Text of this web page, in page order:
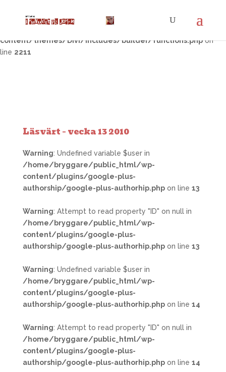
Warning: Trying to access array offset on false in
content/themes/Divi/includes/builder/functions.phpon
line 2211
Läsvärt – vecka 13 2010
Warning: Undefined variable $user in
/home/bryggare/public_html/wp-
content/plugins/google-plus-
authorship/google-plus-authorhip.phpon line 13
Warning: Attempt to read property "ID" on null in
/home/bryggare/public_html/wp-
content/plugins/google-plus-
authorship/google-plus-authorhip.phpon line 13
Warning: Undefined variable $user in
/home/bryggare/public_html/wp-
content/plugins/google-plus-
authorship/google-plus-authorhip.phpon line 14
Warning: Attempt to read property "ID" on null in
/home/bryggare/public_html/wp-
content/plugins/google-plus-
authorship/google-plus-authorhip.phpon line 14